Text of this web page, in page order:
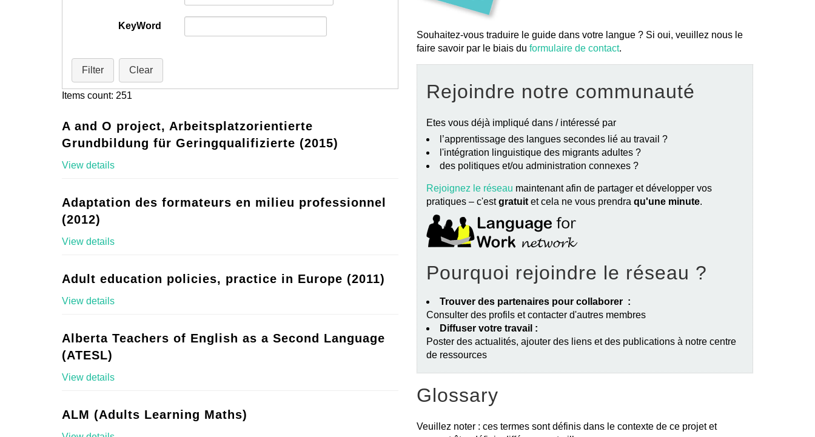
KeyWord
Filter Clear
Items count: 251
A and O project, Arbeitsplatzorientierte
Grundbildung für Geringqualifizierte (2015)
View details
Adaptation des formateurs en milieu professionnel
(2012)
View details
Adult education policies, practice in Europe (2011)
View details
Alberta Teachers of English as a Second Language
(ATESL)
View details
ALM (Adults Learning Maths)
Souhaitez-vous traduire le guide dans votre langue ? Si oui, veuillez nous le
faire savoir par le biais du formulaire de contact.
Rejoindre notre communauté
Etes vous déjà impliqué dans / intéressé par
l’apprentissage des langues secondes lié au travail ?
l'intégration linguistique des migrants adultes ?
des politiques et/ou administration connexes ?
Rejoignez le réseau maintenant afin de partager et développer vos
pratiques – c'estgratuit et cela ne vous prendra qu'une minute.
Pourquoi rejoindre le réseau ?
Trouver des partenaires pour collaborer :
Consulter des profils et contacter d'autres membres
Diffuser votre travail :
Poster des actualités, ajouter des liens et des publications à notre centre
de ressources
Glossary
Veuillez noter : ces termes sont définis dans le contexte de ce projet et